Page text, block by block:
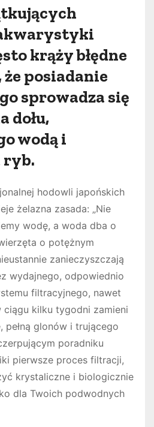
krąży błędne
posiadanie
sprowadza się
dołu,
wodą i
ryb.
hodowli japońskich
żelazna zasada: „Nie
wodę, a woda dba o
o potężnym
zanieczyszczają
wydajnego, odpowiednio
filtracyjnego, nawet
ciągu kilku tygodni zamieni
pełną glonów i trującego
poradniku
pierwsze proces filtracji,
krystaliczne i biologicznie
dla Twoich podwodnych